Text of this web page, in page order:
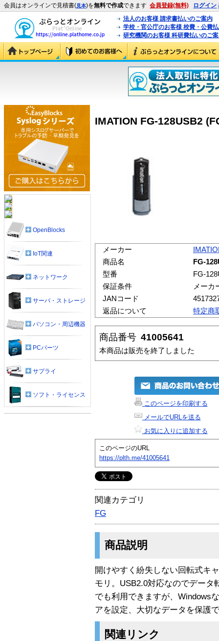
会員はオンラインで見積書(見本)を無料で作成できます 会員登録(無料) ログイン
法人のお客様 請求書払いのご案内
学校・官公庁のお客様 校費・公費
研究機関のお客様 科研費払いのご
IMATION FG-128USB2
メーカー
商品名
FG-
型番
FG-
保証条件
メーカ
JANコード
返品について
特定商
商品番号 41005641
本商品は販売を終了しました
このページを印刷する
メールでURLを送る
お気に入りに追加する
このページのURL
https://plth.me/41005641
関連カテゴリ
FG
商品説明
開けやすく紛失しない回転式キ
モリ。USB2.0対応なのでデータ
でも利用できますが、Windows
アを設定、大切なデータを保護
関連リンク
OpenBlocks
IoT関連
ネットワーク
サーバ・ストレージ
パソコン・周辺機器
PCパーツ
サプライ
ソフト・ライセンス